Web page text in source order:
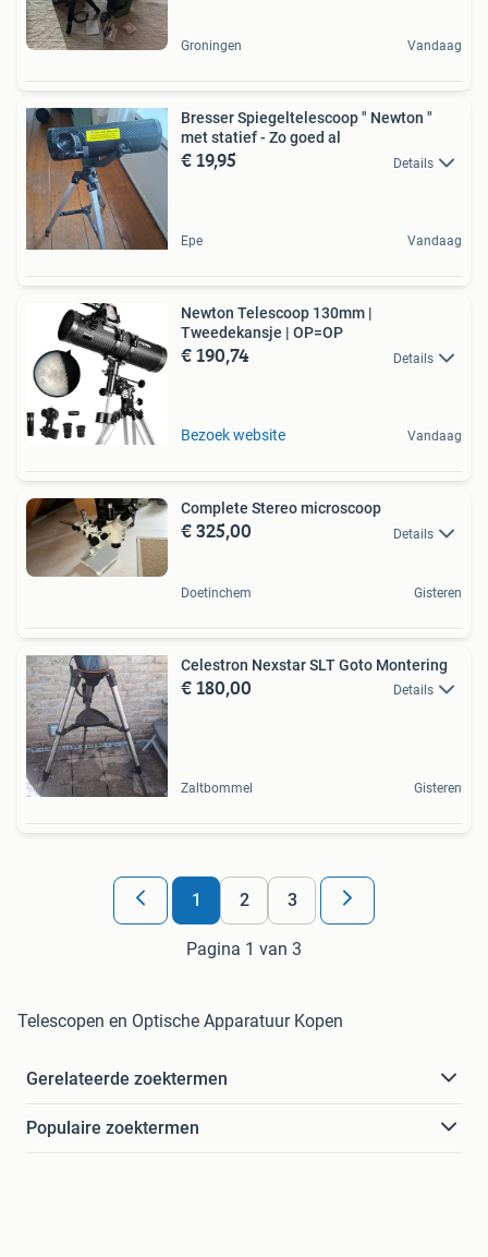
Groningen Vandaag
Bresser Spiegeltelescoop " Newton "
met statief - Zo goed al
€ 19,95 Details
Epe Vandaag
Newton Telescoop 130mm |
Tweedekansje | OP=OP
€ 190,74 Details
Bezoek website Vandaag
Complete Stereo microscoop
€ 325,00 Details
Doetinchem Gisteren
Celestron Nexstar SLT Goto Montering
€ 180,00 Details
Zaltbommel Gisteren
1 2 3
Pagina 1 van 3
Telescopen en Optische Apparatuur Kopen
Gerelateerde zoektermen
Populaire zoektermen